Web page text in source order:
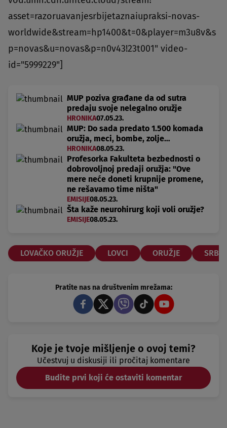
asset=razoruavanjesrbijetaznaiupraksi-novas-
worldwide&stream=hp1400&t=0&player=m3u8v&s
p=novas&u=novas&p=n0v43!23t001" video-
id="5999229"]
MUP poziva građane da od sutra
predaju svoje nelegalno oružje
HRONIKA07.05.23.
MUP: Do sada predato 1.500 komada
oružja, meci, bombe, zolje…
HRONIKA08.05.23.
Profesorka Fakulteta bezbednosti o
dobrovoljnoj predaji oružja: "Ove
mere neće doneti krupnije promene,
ne rešavamo time ništa"
EMISIJE08.05.23.
Šta kaže neurohirurg koji voli oružje?
EMISIJE08.05.23.
LOVAČKO ORUŽJE LOVCI ORUŽJE
Pratite nas na društvenim mrežama:
Koje je tvoje mišljenje o ovoj temi?
Učestvuj u diskusiji ili pročitaj komentare
Budite prvi koji će ostaviti komentar